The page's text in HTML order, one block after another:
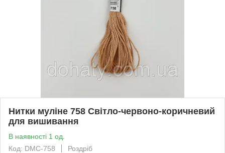
Нитки муліне 758 Світло-червоно-коричневий
для вишивання
В наявності 1 од.
Код: DMC-758
Роздріб